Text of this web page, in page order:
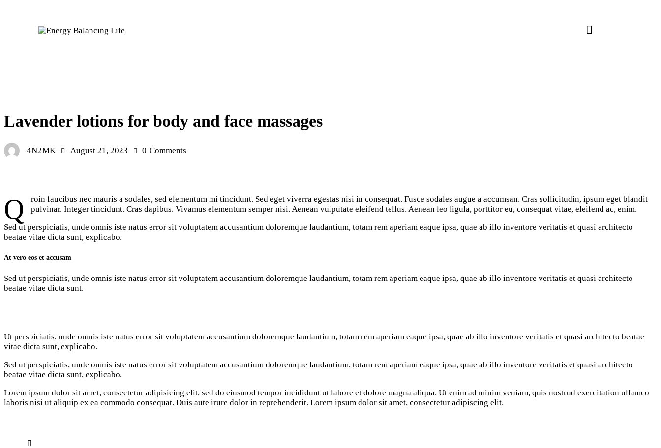
Lavender lotions for body and face massages
4N2MK August 21, 2023 0 Comments
Qroin faucibus nec mauris a sodales, sed elementum mi tincidunt. Sed eget viverra egestas nisi in consequat. Fusce sodales augue a accumsan. Cras sollicitudin, ipsum eget blandit
pulvinar. Integer tincidunt. Cras dapibus. Vivamus elementum semper nisi. Aenean vulputate eleifend tellus. Aenean leo ligula, porttitor eu, consequat vitae, eleifend ac, enim.
Sed ut perspiciatis, unde omnis iste natus error sit voluptatem accusantium doloremque laudantium, totam rem aperiam eaque ipsa, quae ab illo inventore veritatis et quasi architecto
beatae vitae dicta sunt, explicabo.
At vero eos et accusam
Sed ut perspiciatis, unde omnis iste natus error sit voluptatem accusantium doloremque laudantium, totam rem aperiam eaque ipsa, quae ab illo inventore veritatis et quasi architecto
beatae vitae dicta sunt.
Ut perspiciatis, unde omnis iste natus error sit voluptatem accusantium doloremque laudantium, totam rem aperiam eaque ipsa, quae ab illo inventore veritatis et quasi architecto beatae
vitae dicta sunt, explicabo.
Sed ut perspiciatis, unde omnis iste natus error sit voluptatem accusantium doloremque laudantium, totam rem aperiam eaque ipsa, quae ab illo inventore veritatis et quasi architecto
beatae vitae dicta sunt, explicabo.
Lorem ipsum dolor sit amet, consectetur adipisicing elit, sed do eiusmod tempor incididunt ut labore et dolore magna aliqua. Ut enim ad minim veniam, quis nostrud exercitation ullamco
laboris nisi ut aliquip ex ea commodo consequat. Duis aute irure dolor in reprehenderit. Lorem ipsum dolor sit amet, consectetur adipiscing elit.